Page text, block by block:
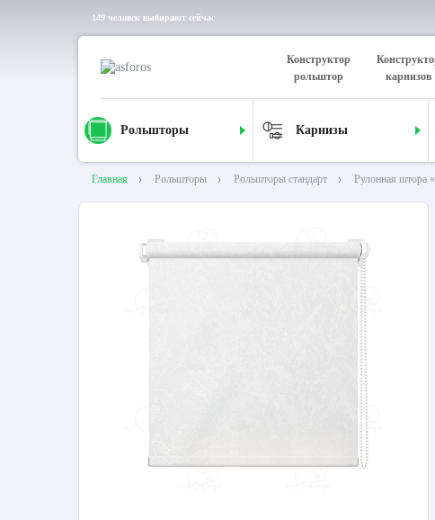
149 человек выбирают сейчас
Конструктор
рольштор
карнизов
Рольшторы Карнизы
Главная Рольшторы Рольшторы стандарт Рулонная штора